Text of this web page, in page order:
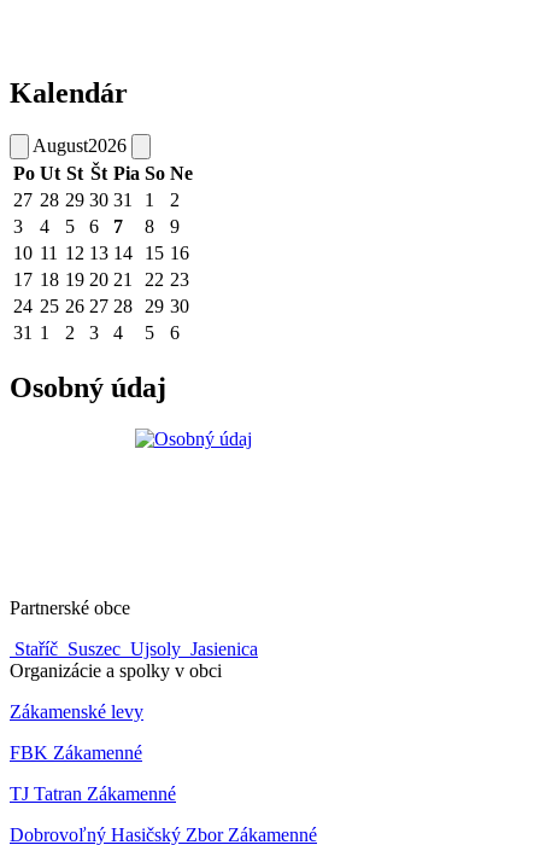
Kalendár
August2026
Po Ut St Št Pia So Ne
27 28 29 30 31 1
2
3
4 5 6 7 8
9
10 11 12 13 14 15 16
17 18 19 20 21 22 23
24 25 26 27 28 29 30
31 1 2 3 4 5 6
Osobný údaj
Partnerské obce
Staříč Suszec Ujsoly Jasienica
Organizácie a spolky v obci
Zákamenské levy
FBK Zákamenné
TJ Tatran Zákamenné
Dobrovoľný Hasičský Zbor Zákamenné